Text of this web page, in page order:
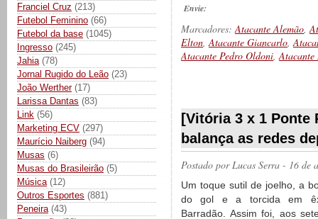
Franciel Cruz (213)
Futebol Feminino (66)
Futebol da base (1045)
Ingresso (245)
Jahia (78)
Jornal Rugido do Leão (23)
João Werther (17)
Larissa Dantas (83)
Link (56)
Marketing ECV (297)
Maurício Naiberg (94)
Musas (6)
Musas do Brasileirão (5)
Música (12)
Outros Esportes (881)
Peneira (43)
Envie:
Marcadores:Atacante Alemão,
Elton,Atacante Giancarlo,
Atacante Pedro Oldoni,Atacante
[Vitória 3 x 1 Ponte
balança as redes
Postado porLucas Serra - 16 de
Um toque sutil de joelho, a
do gol e a torcida em
Barradão. Assim foi, aos